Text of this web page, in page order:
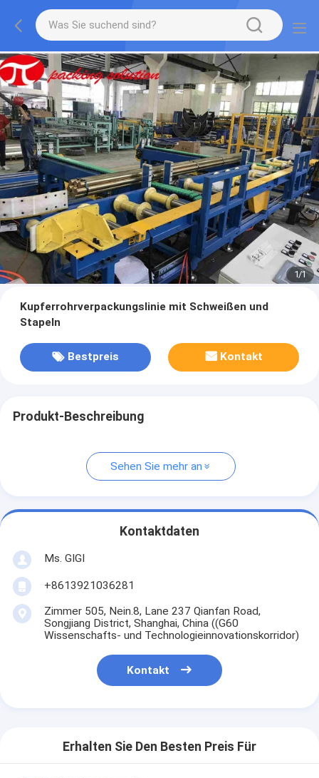
1/1
Kupferrohrverpackungslinie mit Schweißen und
Stapeln
Bestpreis Kontakt
Produkt-Beschreibung
Sehen Sie mehr an
Kontaktdaten
Ms. GIGI
+8613921036281
Zimmer 505, Nein.8, Lane 237 Qianfan Road,
Songjiang District, Shanghai, China ((G60
Wissenschafts- und Technologieinnovationskorridor)
Kontakt
Erhalten Sie Den Besten Preis Für